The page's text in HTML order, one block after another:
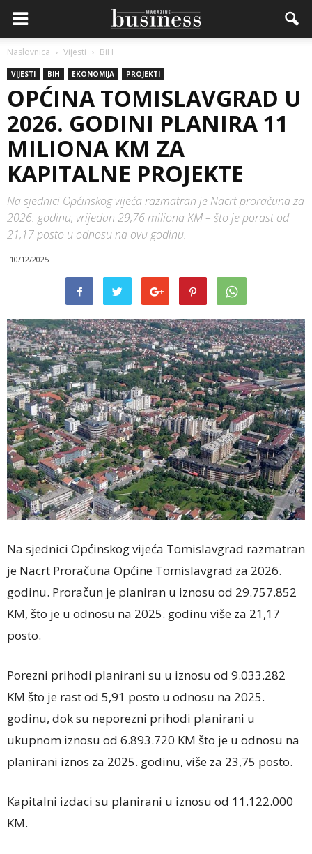
Naslovnica Vijesti BiH
VIJESTI BIH EKONOMIJA PROJEKTI
OPĆINA TOMISLAVGRAD U
2026. GODINI PLANIRA 11
MILIONA KM ZA
KAPITALNE PROJEKTE
Na sjednici Općinskog vijeća razmatran je Nacrt proračuna za
2026. godinu, vrijedan 29,76 miliona KM – što je porast od
21,17 posto u odnosu na ovu godinu.
10/12/2025
Na sjednici Općinskog vijeća Tomislavgrad razmatran
je Nacrt Proračuna Općine Tomislavgrad za 2026.
godinu. Proračun je planiran u iznosu od 29.757.852
KM, što je u odnosu na 2025. godinu više za 21,17
posto.
Porezni prihodi planirani su u iznosu od 9.033.282
KM što je rast od 5,91 posto u odnosu na 2025.
godinu, dok su neporezni prihodi planirani u
ukupnom iznosu od 6.893.720 KM što je u odnosu na
planirani iznos za 2025. godinu, više za 23,75 posto.
Kapitalni izdaci su planirani u iznosu od 11.122.000
KM.